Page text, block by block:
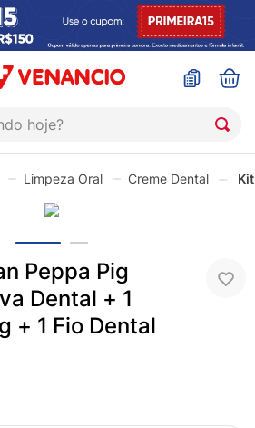
hoje?
Limpeza Oral Creme Dental
Peppa Pig
Dental + 1
+ 1 Fio Dental